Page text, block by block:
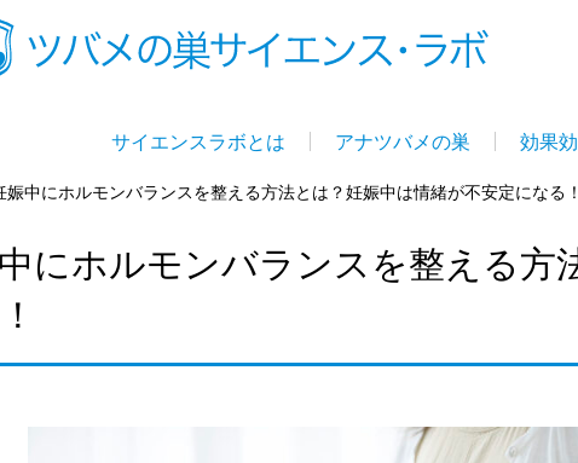
サイエンスラボとは アナツバメの巣 効果
娠中にホルモンバランスを整える方法とは？妊娠中は情緒が不安定になる！
にホルモンバランスを整える方